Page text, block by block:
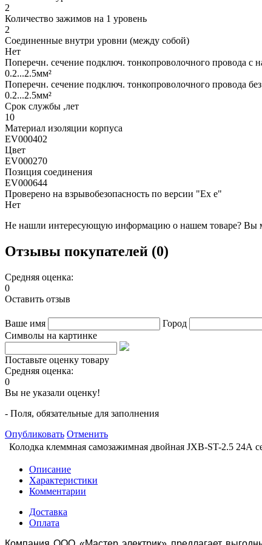
2
Количество зажимов на 1 уровень
2
Соединенные внутри уровни (между собой)
Нет
Поперечн. сечение подключ. тонкопроволочного провода с
0.2...2.5мм²
Поперечн. сечение подключ. тонкопроволочного провода
0.2...2.5мм²
Срок службы ,лет
10
Материал изоляции корпуса
EV000402
Цвет
EV000270
Позиция соединения
EV000644
Проверено на взрывобезопасность по версии "Ex e"
Нет
Не нашли интересующую информацию о нашем товаре? Вы
Отзывы покупателей (0)
Средняя оценка:
0
Оставить отзыв
Ваше имя Город
Символы на картинке
Поставьте оценку товару
Средняя оценка:
0
Вы не указали оценку!
- Поля, обязательные для заполнения
Опубликовать Отменить
Колодка клеммная самозажимная двойная JXB-ST-2.5 24А
Описание
Характеристики
Комментарии
Доставка
Оплата